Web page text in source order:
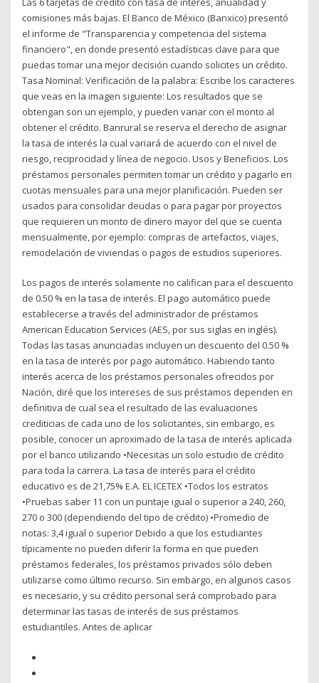
comisiones más bajas. El Banco de México (Banxico) presentó
el informe de "Transparencia y competencia del sistema
financiero", en donde presentó estadísticas clave para que
puedas tomar una mejor decisión cuando solicites un crédito.
Tasa Nominal: Verificación de la palabra: Escribe los caracteres
que veas en la imagen siguiente: Los resultados que se
obtengan son un ejemplo, y pueden variar con el monto al
obtener el crédito. Banrural se reserva el derecho de asignar
la tasa de interés la cual variará de acuerdo con el nivel de
riesgo, reciprocidad y línea de negocio. Usos y Beneficios. Los
préstamos personales permiten tomar un crédito y pagarlo en
cuotas mensuales para una mejor planificación. Pueden ser
usados para consolidar deudas o para pagar por proyectos
que requieren un monto de dinero mayor del que se cuenta
mensualmente, por ejemplo: compras de artefactos, viajes,
remodelación de viviendas o pagos de estudios superiores.
Los pagos de interés solamente no califican para el descuento
de 0.50 % en la tasa de interés. El pago automático puede
establecerse a través del administrador de préstamos
American Education Services (AES, por sus siglas en inglés).
Todas las tasas anunciadas incluyen un descuento del 0.50 %
en la tasa de interés por pago automático. Habiendo tanto
interés acerca de los préstamos personales ofrecidos por
Nación, diré que los intereses de sus préstamos dependen en
definitiva de cual sea el resultado de las evaluaciones
crediticias de cada uno de los solicitantes, sin embargo, es
posible, conocer un aproximado de la tasa de interés aplicada
por el banco utilizando •Necesitas un solo estudio de crédito
para toda la carrera. La tasa de interés para el crédito
educativo es de 21,75% E.A. EL ICETEX •Todos los estratos
•Pruebas saber 11 con un puntaje igual o superior a 240, 260,
270 o 300 (dependiendo del tipo de crédito) •Promedio de
notas: 3,4 igual o superior Debido a que los estudiantes
típicamente no pueden diferir la forma en que pueden
préstamos federales, los préstamos privados sólo deben
utilizarse como último recurso. Sin embargo, en algunos casos
es necesario, y su crédito personal será comprobado para
determinar las tasas de interés de sus préstamos
estudiantiles. Antes de aplicar